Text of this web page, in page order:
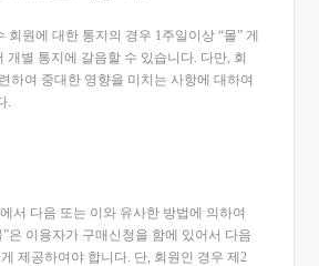
원에 대한 통지의 경우 1주일이상 “몰” 게
개별 통지에 갈음할 수 있습니다. 다만, 회
하여 중대한 영향을 미치는 사항에 대하여
.
서 다음 또는 이와 유사한 방법에 의하여
은 이용자가 구매신청을 함에 있어서 다음
제공하여야 합니다. 단, 회원인 경우 제2